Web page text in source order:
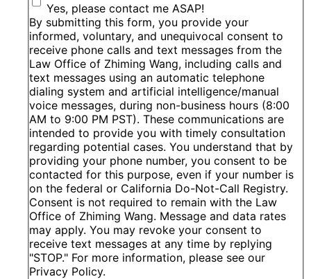
Yes, please contact me ASAP!
By submitting this form, you provide your
informed, voluntary, and unequivocal consent to
receive phone calls and text messages from the
Law Office of Zhiming Wang, including calls and
text messages using an automatic telephone
dialing system and artificial intelligence/manual
voice messages, during non-business hours (8:00
AM to 9:00 PM PST). These communications are
intended to provide you with timely consultation
regarding potential cases. You understand that by
providing your phone number, you consent to be
contacted for this purpose, even if your number is
on the federal or California Do-Not-Call Registry.
Consent is not required to remain with the Law
Office of Zhiming Wang. Message and data rates
may apply. You may revoke your consent to
receive text messages at any time by replying
"STOP." For more information, please see our
Privacy Policy.